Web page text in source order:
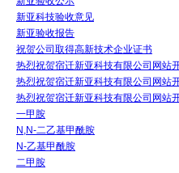
新亚科技验收意见
新亚验收报告
祝贺公司取得高新技术企业证书
热烈祝贺宿迁新亚科技有限公司网站
热烈祝贺宿迁新亚科技有限公司网站
热烈祝贺宿迁新亚科技有限公司网站
一甲胺
N,N-二乙基甲酰胺
N-乙基甲酰胺
二甲胺